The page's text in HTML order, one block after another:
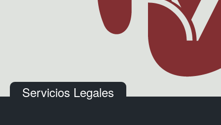
Servicios Legales